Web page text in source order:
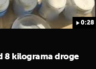
0:28
8 kilograma droge